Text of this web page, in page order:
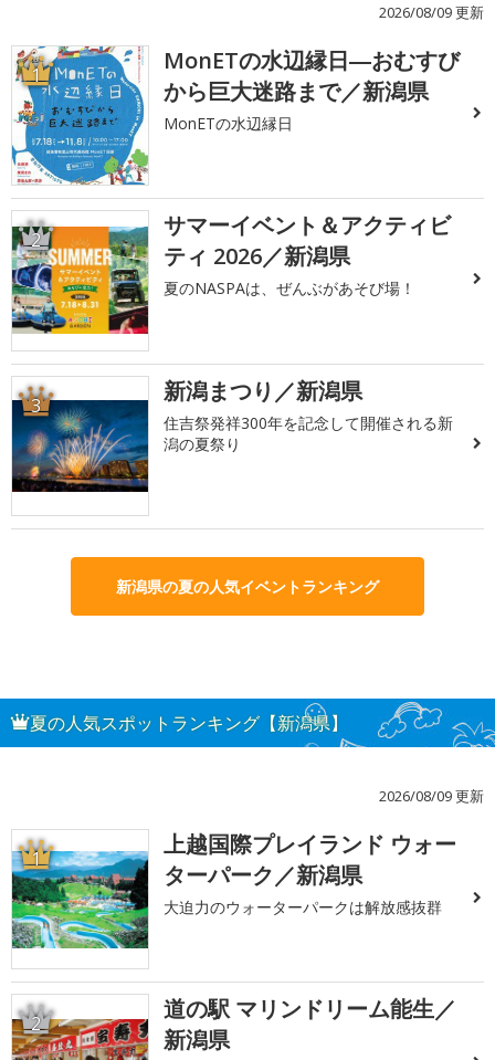
2026/08/09 更新
1
MonETの水辺縁日―おむすび
から巨大迷路まで／新潟県
MonETの水辺縁日
2
サマーイベント＆アクティビ
ティ 2026／新潟県
夏のNASPAは、ぜんぶがあそび場！
3 新潟まつり／新潟県
住吉祭発祥300年を記念して開催される新
潟の夏祭り
新潟県の夏の人気イベントランキング
夏の人気スポットランキング【新潟県】
2026/08/09 更新
1
上越国際プレイランド ウォー
ターパーク／新潟県
大迫力のウォーターパークは解放感抜群
2
道の駅 マリンドリーム能生／
新潟県